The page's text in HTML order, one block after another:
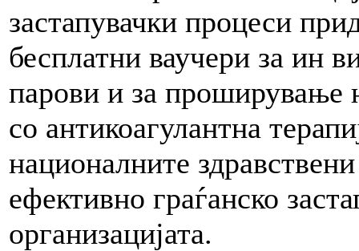
застапувачки процеси
бесплатни ваучери за ин
парови и за проширување
со антикоагулантна
националните
ефективно граѓанско
организацијата.